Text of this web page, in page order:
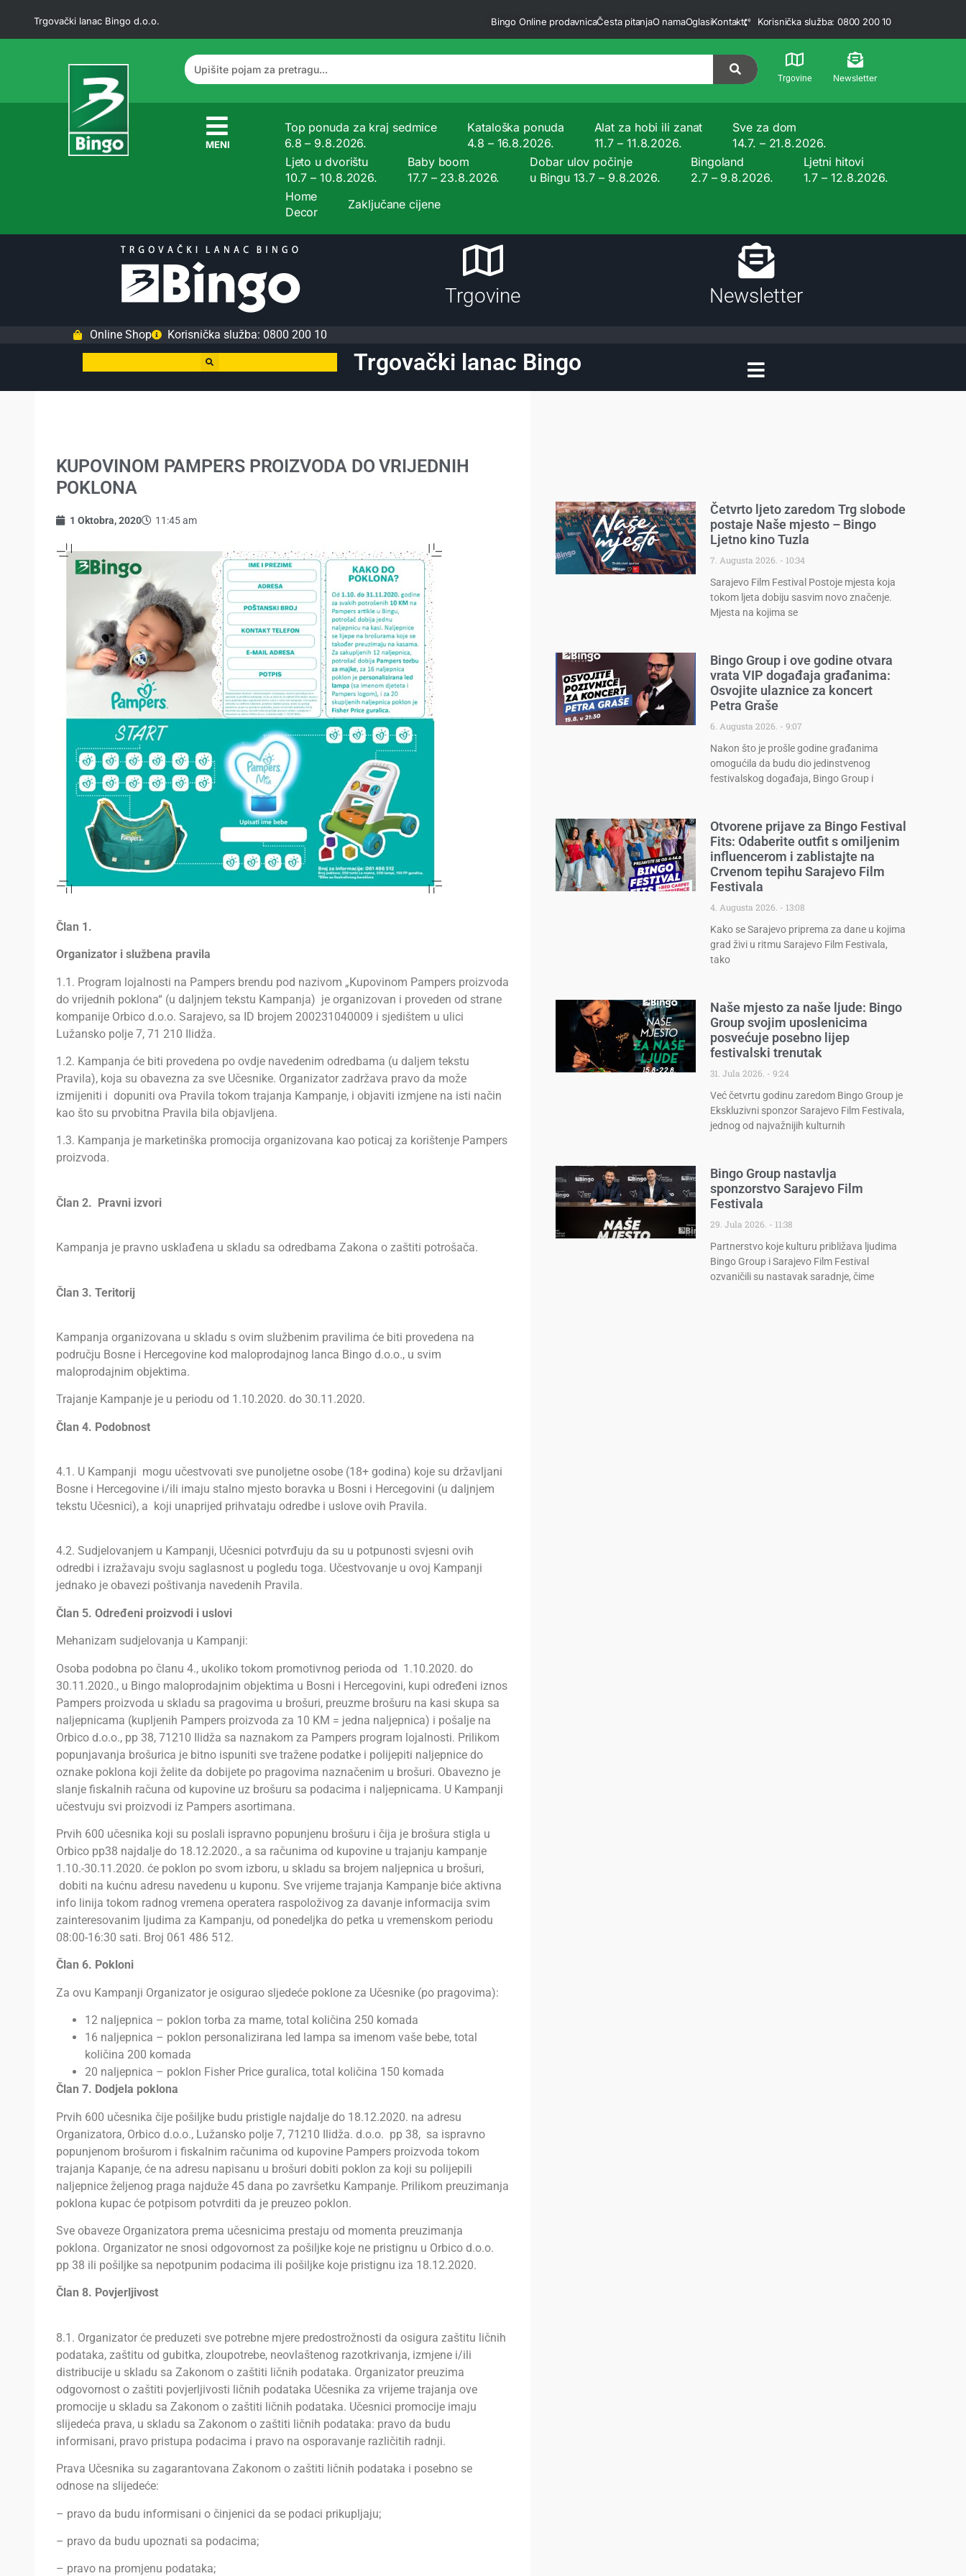
Trgovački lanac Bingo d.o.o. Bingo Online prodavnicaČesta pitanjaO namaOglasiKontakt Korisnička služba: 0800 200 10
Trgovine Newsletter
MENI
Top ponuda za kraj sedmice
6.8 – 9.8.2026.
Kataloška ponuda
4.8 – 16.8.2026.
Alat za hobi ili zanat
11.7 – 11.8.2026.
Sve za dom
14.7. – 21.8.2026.
Ljeto u dvorištu
10.7 – 10.8.2026.
Baby boom
17.7 – 23.8.2026.
Dobar ulov počinje
u Bingu 13.7 – 9.8.2026.
Bingoland
2.7 – 9.8.2026.
Ljetni hitovi
1.7 – 12.8.2026.
Home
Decor
Zaključane cijene
Trgovine Newsletter
Online Shop Korisnička služba: 0800 200 10
Trgovački lanac Bingo
KUPOVINOM PAMPERS PROIZVODA DO VRIJEDNIH
POKLONA
1 Oktobra, 2020 11:45 am
Član 1.
Organizator i službena pravila
1.1. Program lojalnosti na Pampers brendu pod nazivom „Kupovinom Pampers proizvoda
do vrijednih poklona“ (u daljnjem tekstu Kampanja) je organizovan i proveden od strane
kompanije Orbico d.o.o. Sarajevo, sa ID brojem 200231040009 i sjedištem u ulici
Lužansko polje 7, 71 210 Ilidža.
1.2. Kampanja će biti provedena po ovdje navedenim odredbama (u daljem tekstu
Pravila), koja su obavezna za sve Učesnike. Organizator zadržava pravo da može
izmijeniti i dopuniti ova Pravila tokom trajanja Kampanje, i objaviti izmjene na isti način
kao što su prvobitna Pravila bila objavljena.
1.3. Kampanja je marketinška promocija organizovana kao poticaj za korištenje Pampers
proizvoda.
Član 2. Pravni izvori
Kampanja je pravno usklađena u skladu sa odredbama Zakona o zaštiti potrošača.
Član 3. Teritorij
Kampanja organizovana u skladu s ovim službenim pravilima će biti provedena na
području Bosne i Hercegovine kod maloprodajnog lanca Bingo d.o.o., u svim
maloprodajnim objektima.
Trajanje Kampanje je u periodu od 1.10.2020. do 30.11.2020.
Član 4. Podobnost
4.1. U Kampanji mogu učestvovati sve punoljetne osobe (18+ godina) koje su državljani
Bosne i Hercegovine i/ili imaju stalno mjesto boravka u Bosni i Hercegovini (u daljnjem
tekstu Učesnici), a koji unaprijed prihvataju odredbe i uslove ovih Pravila.
4.2. Sudjelovanjem u Kampanji, Učesnici potvrđuju da su u potpunosti svjesni ovih
odredbi i izražavaju svoju saglasnost u pogledu toga. Učestvovanje u ovoj Kampanji
jednako je obavezi poštivanja navedenih Pravila.
Član 5. Određeni proizvodi i uslovi
Mehanizam sudjelovanja u Kampanji:
Osoba podobna po članu 4., ukoliko tokom promotivnog perioda od 1.10.2020. do
30.11.2020., u Bingo maloprodajnim objektima u Bosni i Hercegovini, kupi određeni iznos
Pampers proizvoda u skladu sa pragovima u brošuri, preuzme brošuru na kasi skupa sa
naljepnicama (kupljenih Pampers proizvoda za 10 KM = jedna naljepnica) i pošalje na
Orbico d.o.o., pp 38, 71210 Ilidža sa naznakom za Pampers program lojalnosti. Prilikom
popunjavanja brošurica je bitno ispuniti sve tražene podatke i polijepiti naljepnice do
oznake poklona koji želite da dobijete po pragovima naznačenim u brošuri. Obavezno je
slanje fiskalnih računa od kupovine uz brošuru sa podacima i naljepnicama. U Kampanji
učestvuju svi proizvodi iz Pampers asortimana.
Prvih 600 učesnika koji su poslali ispravno popunjenu brošuru i čija je brošura stigla u
Orbico pp38 najdalje do 18.12.2020., a sa računima od kupovine u trajanju kampanje
1.10.-30.11.2020. će poklon po svom izboru, u skladu sa brojem naljepnica u brošuri,
dobiti na kućnu adresu navedenu u kuponu. Sve vrijeme trajanja Kampanje biće aktivna
info linija tokom radnog vremena operatera raspoloživog za davanje informacija svim
zainteresovanim ljudima za Kampanju, od ponedeljka do petka u vremenskom periodu
08:00-16:30 sati. Broj 061 486 512.
Član 6. Pokloni
Za ovu Kampanji Organizator je osigurao sljedeće poklone za Učesnike (po pragovima):
12 naljepnica – poklon torba za mame, total količina 250 komada
16 naljepnica – poklon personalizirana led lampa sa imenom vaše bebe, total
količina 200 komada
20 naljepnica – poklon Fisher Price guralica, total količina 150 komada
Član 7. Dodjela poklona
Prvih 600 učesnika čije pošiljke budu pristigle najdalje do 18.12.2020. na adresu
Organizatora, Orbico d.o.o., Lužansko polje 7, 71210 Ilidža. d.o.o. pp 38, sa ispravno
popunjenom brošurom i fiskalnim računima od kupovine Pampers proizvoda tokom
trajanja Kapanje, će na adresu napisanu u brošuri dobiti poklon za koji su polijepili
naljepnice željenog praga najduže 45 dana po završetku Kampanje. Prilikom preuzimanja
poklona kupac će potpisom potvrditi da je preuzeo poklon.
Sve obaveze Organizatora prema učesnicima prestaju od momenta preuzimanja
poklona. Organizator ne snosi odgovornost za pošiljke koje ne pristignu u Orbico d.o.o.
pp 38 ili pošiljke sa nepotpunim podacima ili pošiljke koje pristignu iza 18.12.2020.
Član 8. Povjerljivost
8.1. Organizator će preduzeti sve potrebne mjere predostrožnosti da osigura zaštitu ličnih
podataka, zaštitu od gubitka, zloupotrebe, neovlaštenog razotkrivanja, izmjene i/ili
distribucije u skladu sa Zakonom o zaštiti ličnih podataka. Organizator preuzima
odgovornost o zaštiti povjerljivosti ličnih podataka Učesnika za vrijeme trajanja ove
promocije u skladu sa Zakonom o zaštiti ličnih podataka. Učesnici promocije imaju
slijedeća prava, u skladu sa Zakonom o zaštiti ličnih podataka: pravo da budu
informisani, pravo pristupa podacima i pravo na osporavanje različitih radnji.
Prava Učesnika su zagarantovana Zakonom o zaštiti ličnih podataka i posebno se
odnose na slijedeće:
– pravo da budu informisani o činjenici da se podaci prikupljaju;
– pravo da budu upoznati sa podacima;
– pravo na promjenu podataka;
Četvrto ljeto zaredom Trg slobode
postaje Naše mjesto – Bingo
Ljetno kino Tuzla
7. Augusta 2026.
10:34
Sarajevo Film Festival Postoje mjesta koja
tokom ljeta dobiju sasvim novo značenje.
Mjesta na kojima se
Bingo Group i ove godine otvara
vrata VIP događaja građanima:
Osvojite ulaznice za koncert
Petra Graše
6. Augusta 2026.
9:07
Nakon što je prošle godine građanima
omogućila da budu dio jedinstvenog
festivalskog događaja, Bingo Group i
Otvorene prijave za Bingo Festival
Fits: Odaberite outfit s omiljenim
influencerom i zablistajte na
Crvenom tepihu Sarajevo Film
Festivala
4. Augusta 2026.
13:08
Kako se Sarajevo priprema za dane u kojima
grad živi u ritmu Sarajevo Film Festivala,
tako
Naše mjesto za naše ljude: Bingo
Group svojim uposlenicima
posvećuje posebno lijep
festivalski trenutak
31. Jula 2026.
9:24
Već četvrtu godinu zaredom Bingo Group je
Ekskluzivni sponzor Sarajevo Film Festivala,
jednog od najvažnijih kulturnih
Bingo Group nastavlja
sponzorstvo Sarajevo Film
Festivala
29. Jula 2026.
11:38
Partnerstvo koje kulturu približava ljudima
Bingo Group i Sarajevo Film Festival
ozvaničili su nastavak saradnje, čime